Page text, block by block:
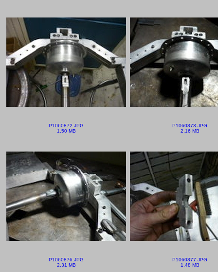
P1060872.JPG
1.50 MB
P1060873.JPG
2.16 MB
P1060876.JPG
2.31 MB
P1060877.JPG
1.48 MB